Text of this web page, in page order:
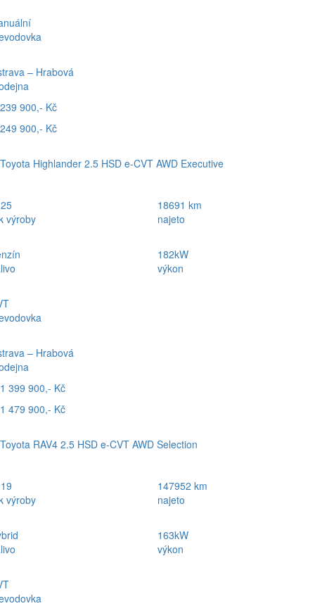
– Hrabová
239 900,- Kč
249 900,- Kč
Toyota Highlander 2.5 HSD e-CVT AWD Executive
výroby
– Hrabová
18691 km
najeto
182kW
výkon
1 399 900,- Kč
1 479 900,- Kč
Toyota RAV4 2.5 HSD e-CVT AWD Selection
výroby
147952 km
najeto
163kW
výkon